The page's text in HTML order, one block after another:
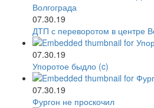
07.30.19
ДТП с переворотом в центре
07.30.19
Упоротое быдло (c)
07.30.19
Фургон не проскочил